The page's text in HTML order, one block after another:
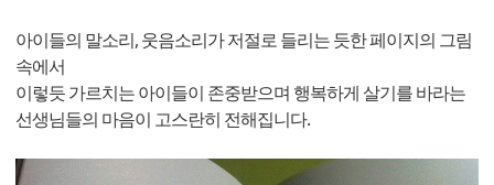
아이들의 말소리, 웃음소리가 저절로 들리는 듯한 페이지의 그림
속에서
이렇듯 가르치는 아이들이 존중받으며 행복하게 살기를 바라는
선생님들의 마음이 고스란히 전해집니다.